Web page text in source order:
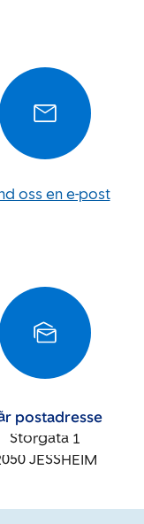
oss en e-post
postadresse
Storgata 1
JESSHEIM